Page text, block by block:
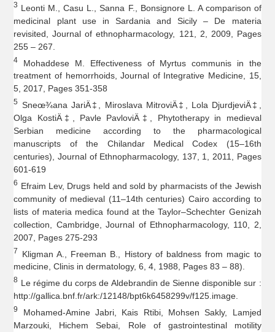
3 Leonti M., Casu L., Sanna F., Bonsignore L. A comparison of
medicinal plant use in Sardania and Sicily – De materia
revisited, Journal of ethnopharmacology, 121, 2, 2009, Pages
255 – 267.
4
Mohaddese M. Effectiveness of Myrtus communis in the
treatment of hemorrhoids, Journal of Integrative Medicine, 15,
5, 2017, Pages 351-358
5
Sneœ¾ana JariÄ‡, Miroslava MitroviÄ‡, Lola DjurdjeviÄ‡,
Olga KostiÄ‡, Pavle PavloviÄ‡, Phytotherapy in medieval
Serbian medicine according to the pharmacological
manuscripts of the Chilandar Medical Codex (15–16th
centuries), Journal of Ethnopharmacology, 137, 1, 2011, Pages
601-619
6 Efraim Lev, Drugs held and sold by pharmacists of the Jewish
community of medieval (11–14th centuries) Cairo according to
lists of materia medica found at the Taylor–Schechter Genizah
collection, Cambridge, Journal of Ethnopharmacology, 110, 2,
2007, Pages 275-293
7
Kligman A., Freeman B., History of baldness from magic to
medicine, Clinis in dermatology, 6, 4, 1988, Pages 83 – 88).
8 Le régime du corps de Aldebrandin de Sienne disponible sur :
http://gallica.bnf.fr/ark:/12148/bpt6k6458299v/f125.image.
9
Mohamed-Amine Jabri, Kais Rtibi, Mohsen Sakly, Lamjed
Marzouki, Hichem Sebai, Role of gastrointestinal motility